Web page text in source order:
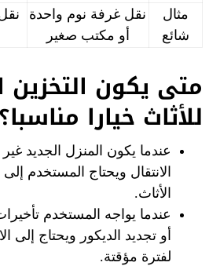
مثال
شائع
نقل غرفة نوم واحدة
أو مكتب صغير
متى يكون التخزين
للأثاث خيارا مناسبا؟
عندما يكون المنزل الجديد
الانتقال ويحتاج المستخدم
الأثاث.
عندما يواجه المستخدم
أو تجديد الديكور ويحتاج إلى
لفترة مؤقتة.